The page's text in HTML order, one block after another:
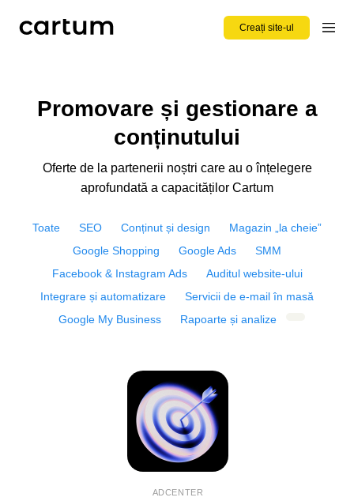
Creați site-ul
Promovare și gestionare a
conținutului
Oferte de la partenerii noștri care au o înțelegere
aprofundată a capacităților Cartum
Toate SEO Conținut și design
Magazin „la cheie”
Google Shopping
Google Ads
SMM
Facebook & Instagram Ads
Auditul website-ului
Integrare și automatizare
Servicii de e-mail în masă
Google My Business
Rapoarte și analize
ADCENTER